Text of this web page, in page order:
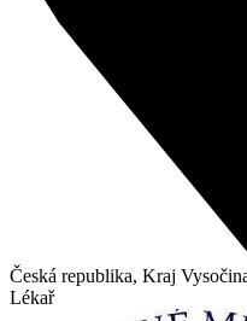
Česká republika, Kraj
Lékař